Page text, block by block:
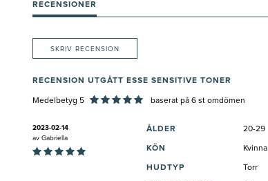
RECENSIONER
SKRIV RECENSION
RECENSION UTGÅTT ESSE SENSITIVE TONER
Medelbetyg 5 baserat på 6 st omdömen
2023-02-14
av Gabriella
ÅLDER 20-29
KÖN Kvinna
HUDTYP Torr